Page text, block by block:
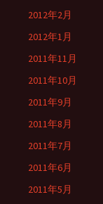
2012年2月
2012年1月
2011年11月
2011年10月
2011年9月
2011年8月
2011年7月
2011年6月
2011年5月